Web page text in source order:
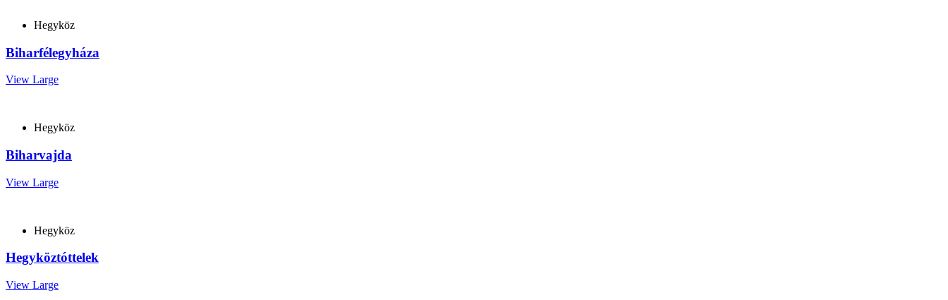
Hegyköz
Biharfélegyháza
View Large
Hegyköz
Biharvajda
View Large
Hegyköz
Hegyköztóttelek
View Large